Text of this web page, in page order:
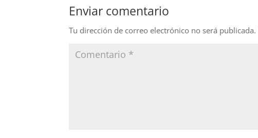
o
o
k
n
Enviar comentario
Tu dirección de correo electrónico no será publicada.